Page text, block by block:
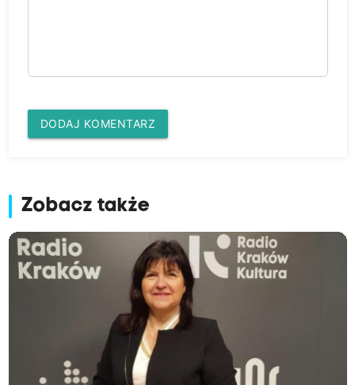
DODAJ KOMENTARZ
Zobacz także